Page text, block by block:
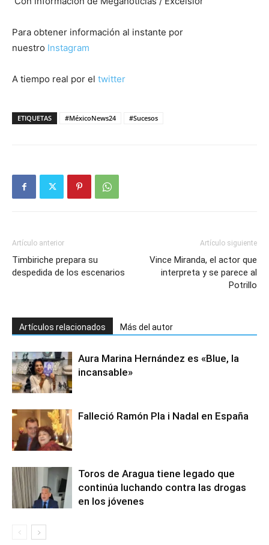
Para obtener información al instante por
nuestro Instagram
A tiempo real por el twitter
ETIQUETAS #MéxicoNews24 #Sucesos
Artículo anterior
Timbiriche prepara su
despedida de los escenarios
Artículo siguiente
Vince Miranda, el actor que
interpreta y se parece al
Potrillo
Artículos relacionados Más del autor
Aura Marina Hernández es «Blue, la
incansable»
Falleció Ramón Pla i Nadal en España
Toros de Aragua tiene legado que
continúa luchando contra las drogas
en los jóvenes